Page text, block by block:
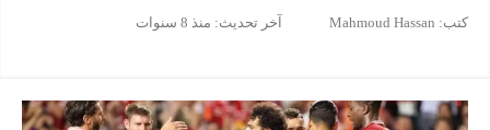
كتب: Mahmoud Hassan آخر تحديث: منذ 8 سنوات